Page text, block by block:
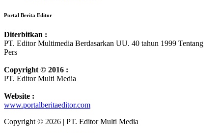
Portal Berita Editor
Diterbitkan :
PT. Editor Multimedia Berdasarkan UU. 40 tahun 1999 Tentang
Pers
Copyright © 2016 :
PT. Editor Multi Media
Website :
www.portalberitaeditor.com
Copyright © 2026 | PT. Editor Multi Media